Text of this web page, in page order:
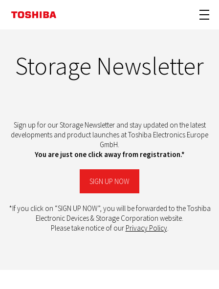
Storage Newsletter
Sign up for our Storage Newsletter and stay updated on the latest
developments and product launches at Toshiba Electronics Europe
GmbH.
You are just one click away from registration.*
SIGN UP NOW
*If you click on “SIGN UP NOW”, you will be forwarded to the Toshiba
Electronic Devices & Storage Corporation website.
Please take notice of our Privacy Policy.